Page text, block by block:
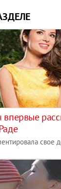
впервые
свое